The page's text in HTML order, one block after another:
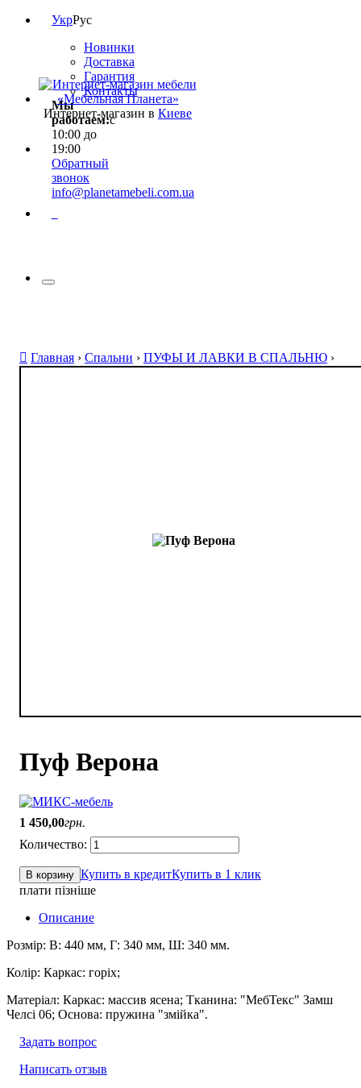
УкрРус
Новинки
Доставка
Гарантия
Контакты
Мы
работаем:с
10:00 до
19:00
Обратный
звонок
info@planetamebeli.com.ua
Интернет-магазин в Киеве
Главная › Спальни › ПУФЫ И ЛАВКИ В СПАЛЬНЮ ›
Пуф Верона
1 450,00грн.
В корзину Купить в кредитКупить в 1 клик
плати пізніше
Описание
Розмір: В: 440 мм, Г: 340 мм, Ш: 340 мм.
Колір: Каркас: горіх;
Матеріал: Каркас: массив ясена; Тканина: "МебТекс" Замш
Челсі 06; Основа: пружина "змійка".
Задать вопрос
Написать отзыв